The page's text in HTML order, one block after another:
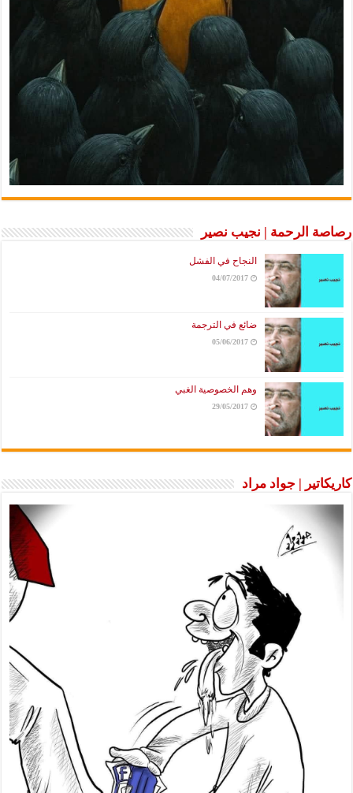
رصاصة الرحمة | نجيب نصير
النجاح في الفشل
04/07/2017
ضائع في الترجمة
05/06/2017
وهم الخصوصية الغبي
29/05/2017
كاريكاتير | جواد مراد